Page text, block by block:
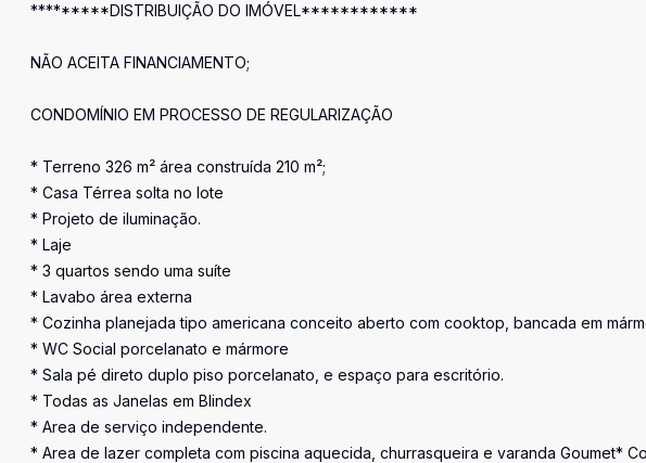
*********DISTRIBUIÇÃO DO IMÓVEL************
NÃO ACEITA FINANCIAMENTO;
CONDOMÍNIO EM PROCESSO DE REGULARIZAÇÃO
* Terreno 326 m² área construída 210 m²;
* Casa Térrea solta no lote
* Projeto de iluminação.
* Laje
* 3 quartos sendo uma suíte
* Lavabo área externa
* Cozinha planejada tipo americana conceito aberto com cooktop, bancada em
* WC Social porcelanato e mármore
* Sala pé direto duplo piso porcelanato, e espaço para escritório.
* Todas as Janelas em Blindex
* Area de serviço independente.
* Area de lazer completa com piscina aquecida, churrasqueira e varanda Goumet*